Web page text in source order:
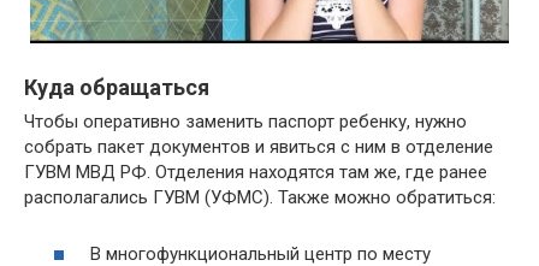
Куда обращаться
Чтобы оперативно заменить паспорт ребенку, нужно
собрать пакет документов и явиться с ним в отделение
ГУВМ МВД РФ. Отделения находятся там же, где ранее
располагались ГУВМ (УФМС). Также можно обратиться:
В многофункциональный центр по месту